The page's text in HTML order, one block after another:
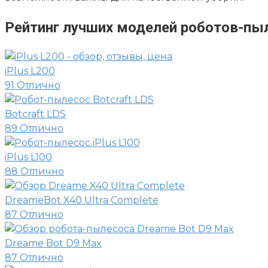
Рейтинг лучших моделей роботов-
iPlus L200
91 Отлично
Botcraft LDS
89 Отлично
iPlus L100
88 Отлично
DreameBot X40 Ultra Complete
87 Отлично
Dreame Bot D9 Max
87 Отлично